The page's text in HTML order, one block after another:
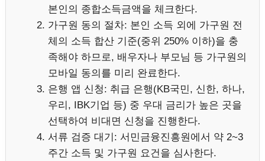
본인의 종합소득금액을 체크한다.
가구원 동의 절차: 본인 소득 외에 가구원 전
체의 소득 합산 기준(중위 250% 이하)을 충
족해야 하므로, 배우자나 부모님 등 가구원의
모바일 동의를 미리 완료한다.
은행 앱 신청: 취급 은행(KB국민, 신한, 하나,
우리, IBK기업 등) 중 우대 금리가 높은 곳을
선택하여 비대면 신청을 진행한다.
서류 검증 대기: 서민금융진흥원에서 약 2~3
주간 소득 및 가구원 요건을 심사한다.